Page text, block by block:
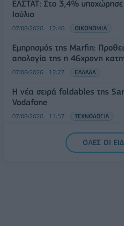
ΕΛΣΤΑΤ: Στο 3,4%
Ιούλιο
07/08/2026 - 12:46 ΟΙΚΟΝΟΜΙΑ
Εμπρησμός της Marfin:
απολογία της η 46χρονη
07/08/2026 - 12:27 ΕΛΛΑΔΑ
Η νέα σειρά foldables της
Vodafone
07/08/2026 - 11:57 ΤΕΧΝΟΛΟΓΙΑ
ΟΛΕΣ ΟΙ